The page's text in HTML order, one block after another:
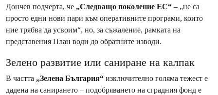
Дончев подчерта, че „Следващо поколение ЕС“ – „не са
просто едни нови пари към оперативните програми, които
ние трябва да усвоим“, но, за съжаление, рамката на
представения План води до обратните изводи.
Зелено развитие или саниране на калпак
В частта „Зелена България“ изключително голяма тежест е
дадена на санирането – подобряването на сградния фонд е